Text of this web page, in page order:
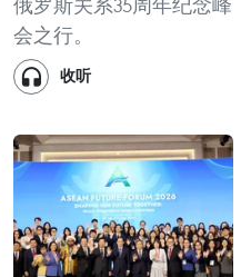
会之行。
收听